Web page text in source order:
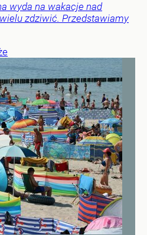
wyda na wakacje nad
zdziwić. Przedstawiamy